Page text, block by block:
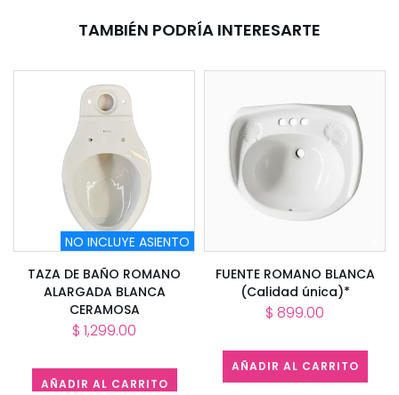
TAMBIÉN PODRÍA INTERESARTE
NO INCLUYE ASIENTO
TAZA DE BAÑO ROMANO
ALARGADA BLANCA
CERAMOSA
$ 1,299.00
AÑADIR AL CARRITO
FUENTE ROMANO BLANCA
(Calidad única)*
$ 899.00
AÑADIR AL CARRITO